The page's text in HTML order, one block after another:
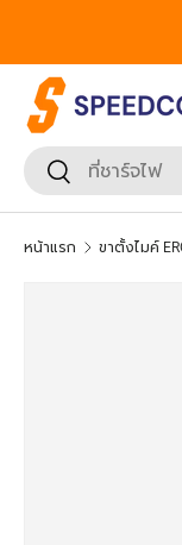
From Gadgets to
ค้นหา
ยืนยันการค้นหา
หน้าแรก ขาตั้งไมค์
ข้ามไปยังข้อมู